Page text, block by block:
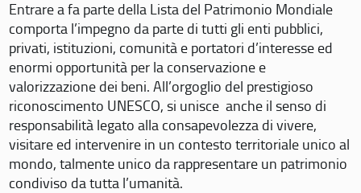
Entrare a fa parte della Lista del Patrimonio Mondiale
comporta l’impegno da parte di tutti gli enti pubblici,
privati, istituzioni, comunità e portatori d’interesse ed
enormi opportunità per la conservazione e
valorizzazione dei beni. All’orgoglio del prestigioso
riconoscimento UNESCO, si unisce anche il senso di
responsabilità legato alla consapevolezza di vivere,
visitare ed intervenire in un contesto territoriale unico al
mondo, talmente unico da rappresentare un patrimonio
condiviso da tutta l’umanità.